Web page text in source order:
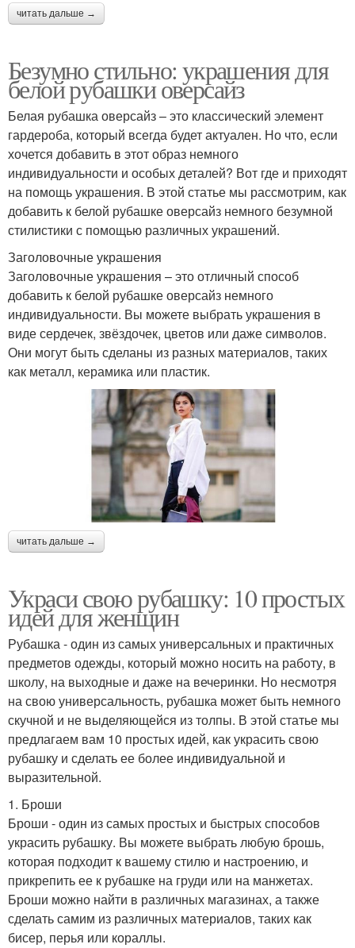
читать дальше →
Безумно стильно: украшения для
белой рубашки оверсайз
Белая рубашка оверсайз – это классический элемент
гардероба, который всегда будет актуален. Но что, если
хочется добавить в этот образ немного
индивидуальности и особых деталей? Вот где и приходят
на помощь украшения. В этой статье мы рассмотрим, как
добавить к белой рубашке оверсайз немного безумной
стилистики с помощью различных украшений.
Заголовочные украшения
Заголовочные украшения – это отличный способ
добавить к белой рубашке оверсайз немного
индивидуальности. Вы можете выбрать украшения в
виде сердечек, звёздочек, цветов или даже символов.
Они могут быть сделаны из разных материалов, таких
как металл, керамика или пластик.
читать дальше →
Украси свою рубашку: 10 простых
идей для женщин
Рубашка - один из самых универсальных и практичных
предметов одежды, который можно носить на работу, в
школу, на выходные и даже на вечеринки. Но несмотря
на свою универсальность, рубашка может быть немного
скучной и не выделяющейся из толпы. В этой статье мы
предлагаем вам 10 простых идей, как украсить свою
рубашку и сделать ее более индивидуальной и
выразительной.
1. Броши
Броши - один из самых простых и быстрых способов
украсить рубашку. Вы можете выбрать любую брошь,
которая подходит к вашему стилю и настроению, и
прикрепить ее к рубашке на груди или на манжетах.
Броши можно найти в различных магазинах, а также
сделать самим из различных материалов, таких как
бисер, перья или кораллы.